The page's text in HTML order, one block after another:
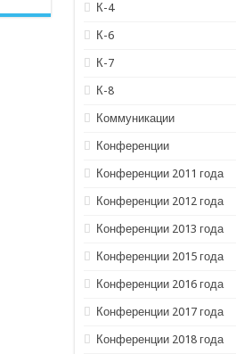
К-4
К-6
К-7
К-8
Коммуникации
Конференции
Конференции 2011 года
Конференции 2012 года
Конференции 2013 года
Конференции 2015 года
Конференции 2016 года
Конференции 2017 года
Конференции 2018 года